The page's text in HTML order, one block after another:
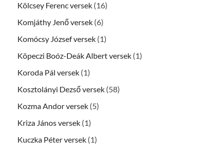
Kölcsey Ferenc versek (16)
Komjáthy Jenő versek (6)
Komócsy József versek (1)
Köpeczi Boóz-Deák Albert versek (1)
Koroda Pál versek (1)
Kosztolányi Dezső versek (58)
Kozma Andor versek (5)
Kriza János versek (1)
Kuczka Péter versek (1)